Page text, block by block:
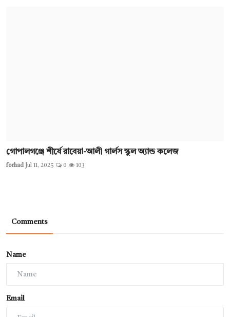
গোপালগঞ্জে শীর্ষে রাবেয়া-আলী গার্লস স্কুল অ্যান্ড কলেজ
forhad Jul 11, 2025 0 103
Comments
Name
Email